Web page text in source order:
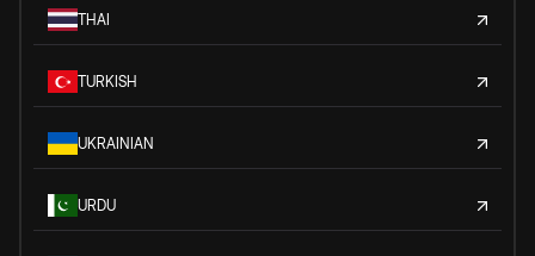
THAI
TURKISH
UKRAINIAN
URDU